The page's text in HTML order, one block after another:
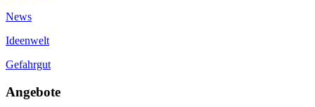
News
Ideenwelt
Gefahrgut
Angebote